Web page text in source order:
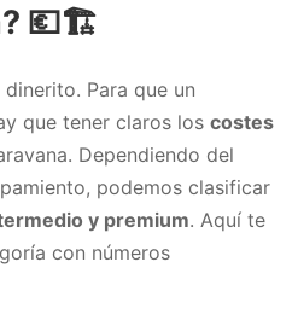
💶🏗️
Para que un
que tener claros los costes
Dependiendo del
podemos clasificar
y premium. Aquí te
con números